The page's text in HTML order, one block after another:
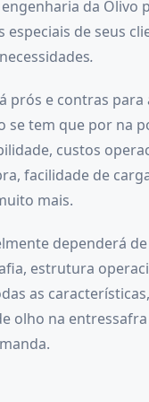
da Olivo
especiais de seus
.
prós e contras para
se tem que por na
custos
facilidade de
mais.
dependerá
estrutura
as
olho na entressafra